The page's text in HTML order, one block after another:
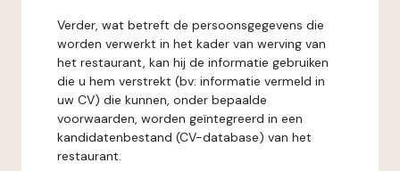
Verder, wat betreft de persoonsgegevens die
worden verwerkt in het kader van werving van
het restaurant, kan hij de informatie gebruiken
die u hem verstrekt (bv: informatie vermeld in
uw CV) die kunnen, onder bepaalde
voorwaarden, worden geïntegreerd in een
kandidatenbestand (CV-database) van het
restaurant.